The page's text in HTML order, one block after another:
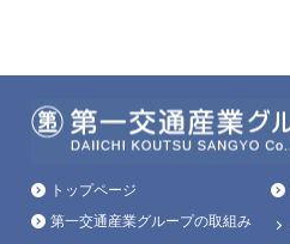
トップページ
第一交通産業グループの取組み